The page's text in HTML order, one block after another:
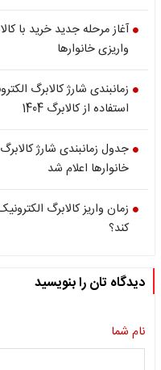
واریزی خانوارها
زمانبندی شارژ کالابرگ
استفاده از کالابرگ 1404
جدول زمانبندی شارژ
خانوارها اعلام شد
کند؟
دیدگاه تان را بنویسید
نام شما